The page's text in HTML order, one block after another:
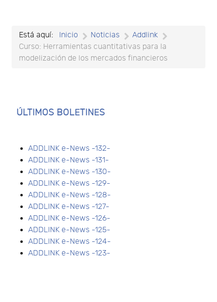
Está aquí: Inicio Noticias
Addlink
Curso: Herramientas cuantitativas para la
modelización de los mercados financieros
ÚLTIMOS BOLETINES
ADDLINK e-News -132-
ADDLINK e-News -131-
ADDLINK e-News -130-
ADDLINK e-News -129-
ADDLINK e-News -128-
ADDLINK e-News -127-
ADDLINK e-News -126-
ADDLINK e-News -125-
ADDLINK e-News -124-
ADDLINK e-News -123-